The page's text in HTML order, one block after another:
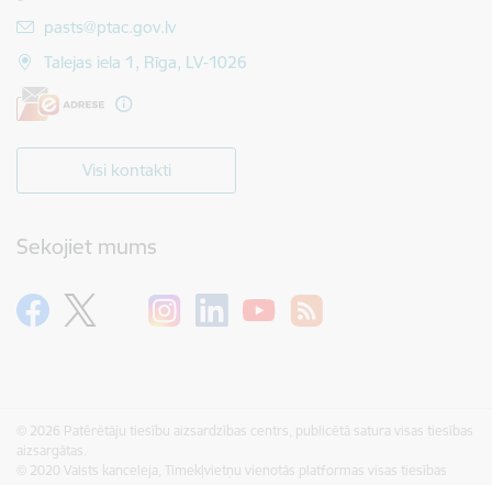
E-pasts:
pasts@ptac.gov.lv
Talejas iela 1, Rīga, LV-1026
Visi kontakti
Sekojiet mums
© 2026 Patērētāju tiesību aizsardzības centrs, publicētā satura visas tiesības
aizsargātas.
© 2020 Valsts kanceleja, Tīmekļvietņu vienotās platformas visas tiesības